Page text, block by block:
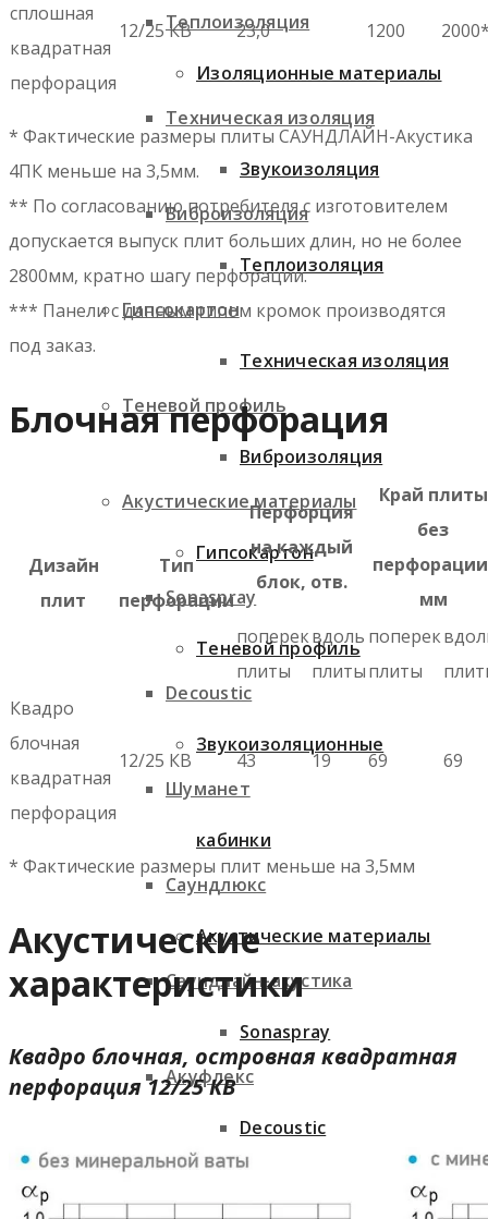
Теплоизоляция
Техническая изоляция
Виброизоляция
Гипсокартон
Теневой профиль
Акустические материалы
Sonaspray
Decoustic
Шуманет
Саундлюкс
Саундлайн-акустика
Акуфлекс
ЗИПС
Изоляционные материалы
Звукоизоляция
Теплоизоляция
Техническая изоляция
Виброизоляция
Гипсокартон
Теневой профиль
Звукоизоляционные
кабинки
Акустические материалы
Sonaspray
Decoustic
сплошная
квадратная
перфорация
12/25 КВ 23,0 1200
* Фактические размеры плиты САУНДЛАЙН-Акустика
4ПК меньше на 3,5мм.
** По согласованию потребителя с изготовителем
допускается выпуск плит больших длин, но не более
2800мм, кратно шагу перфорации.
*** Панели с данным типом кромок производятся
под заказ.
Блочная перфорация
Дизайн
плит
Тип
перфорации
Перфорция
на каждый
блок, отв.
Край плиты
без
мм
поперек
плиты
вдоль
плиты
поперек
плиты
Квадро
блочная
квадратная
перфорация
12/25 КВ 43 19 69 69
* Фактические размеры плит меньше на 3,5мм
Акустические
характеристики
Квадро блочная, островная квадратная
перфорация 12/25 КВ